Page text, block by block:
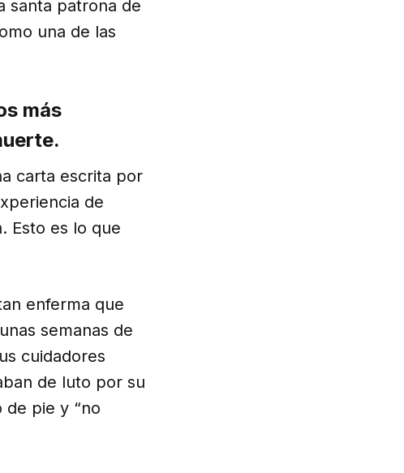
santa patrona de
una de las
más
carta escrita por
de
Esto es lo que
enferma que
semanas de
cuidadores
de luto por su
pie y “no